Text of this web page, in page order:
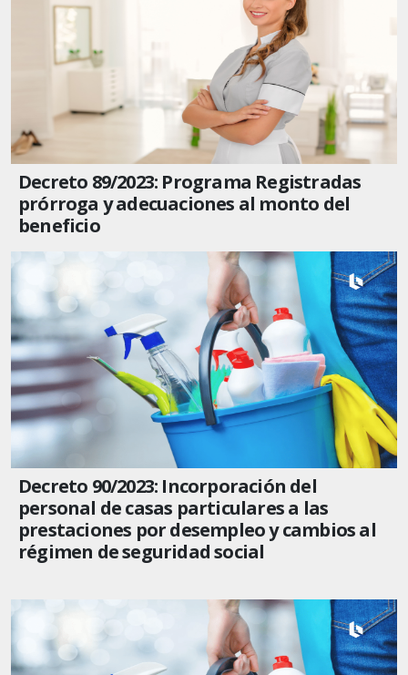
Decreto 89/2023: Programa Registradas
prórroga y adecuaciones al monto del
beneficio
Decreto 90/2023: Incorporación del
personal de casas particulares a las
prestaciones por desempleo y cambios al
régimen de seguridad social